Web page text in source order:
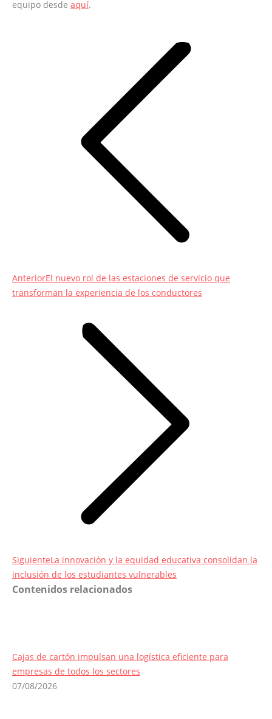
equipo desde aquí.
AnteriorEntrada
anterior:
El nuevo rol de las estaciones de servicio que
transforman la experiencia de los conductores
SiguienteEntrada
siguiente:
La innovación y la equidad educativa consolidan la
inclusión de los estudiantes vulnerables
Contenidos relacionados
Cajas de cartón impulsan una logística eficiente para
empresas de todos los sectores
07/08/2026